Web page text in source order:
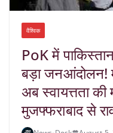
वैश्विक
PoK में
बड़ा जनआंदोलन!
अब स्वायत्तता
मुजफ्फराबाद से